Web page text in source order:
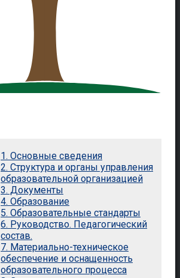
1. Основные сведения
2. Структура и органы управления
образовательной организацией
3. Документы
4. Образование
5. Образовательные стандарты
6. Руководство. Педагогический
состав.
7. Материально-техническое
обеспечение и оснащенность
образовательного процесса